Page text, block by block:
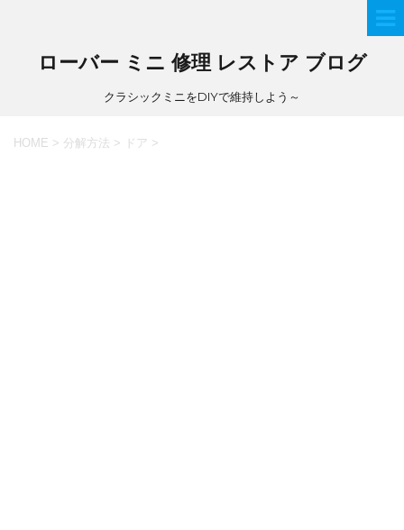
ローバー ミニ 修理 レストア ブログ
クラシックミニをDIYで維持しよう～
HOME > 分解方法 > ドア >